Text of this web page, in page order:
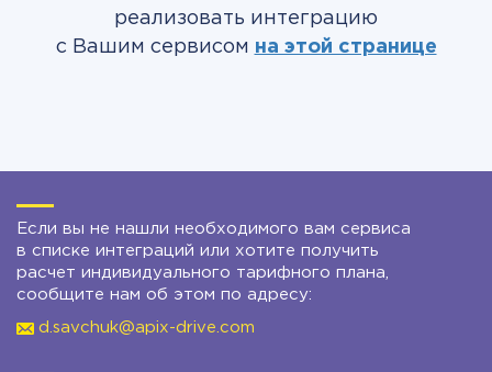
реализовать интеграцию
с Вашим сервисом на этой странице
Если вы не нашли необходимого вам сервиса
в списке интеграций или хотите получить
расчет индивидуального тарифного плана,
сообщите нам об этом по адресу:
d.savchuk@apix-drive.com